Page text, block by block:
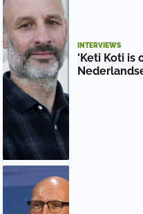
INTERVIEWS
'Keti Koti is